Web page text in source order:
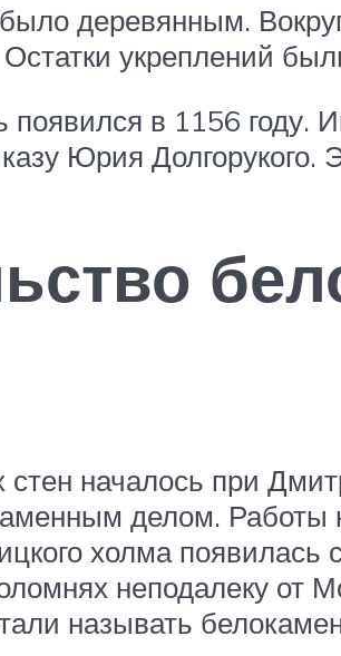
деревянным.
укреплений
появился в 1156 году.
Юрия Долгорукого.
началось при
делом. Работы
холма
неподалеку
называть